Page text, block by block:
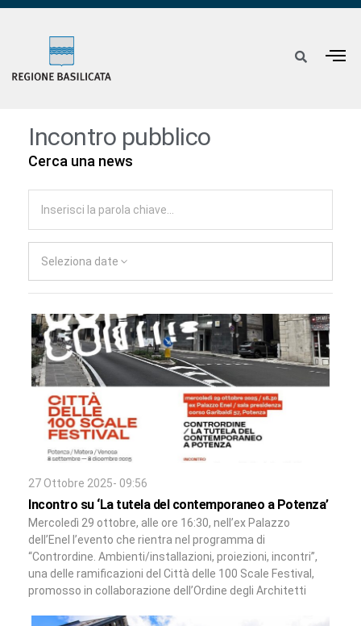
Incontro pubblico
Cerca una news
Seleziona date
27 Ottobre 2025- 09:56
Incontro su ‘La tutela del contemporaneo a Potenza’
Mercoledì 29 ottobre, alle ore 16:30, nell’ex Palazzo
dell’Enel l’evento che rientra nel programma di
“Contrordine. Ambienti/installazioni, proiezioni, incontri”,
una delle ramificazioni del Città delle 100 Scale Festival,
promosso in collaborazione dell’Ordine degli Architetti